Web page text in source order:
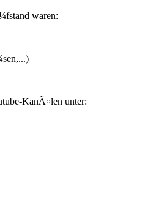
waren:
KanÃ¤len unter: